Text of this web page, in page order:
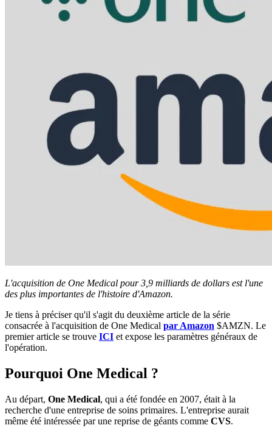
L'acquisition de One Medical pour 3,9 milliards de dollars est l'une
des plus importantes de l'histoire d'Amazon.
Je tiens à préciser qu'il s'agit du deuxième article de la série
consacrée à l'acquisition de One Medical par Amazon $AMZN. Le
premier article se trouve ICI et expose les paramètres généraux de
l'opération.
Pourquoi One Medical ?
Au départ, One Medical, qui a été fondée en 2007, était à la
recherche d'une entreprise de soins primaires. L'entreprise aurait
même été intéressée par une reprise de géants comme CVS.